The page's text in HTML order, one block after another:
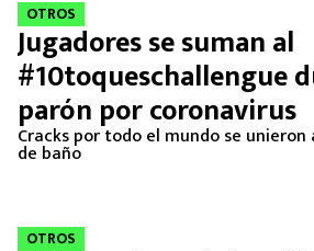
FUTBOL ESTUFA
FÓRMULA 1
BOXEO
OTROS
Jugadores se suman al
#10toqueschallengue
parón por coronavirus
Cracks por todo el mundo se
de baño
OTROS